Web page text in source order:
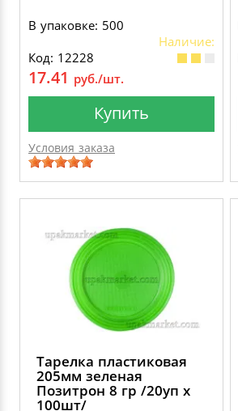
В упаковке: 500
Наличие:
Код: 12228
17.41 руб./шт.
Купить
Условия заказа
Тарелка пластиковая
205мм зеленая
Позитрон 8 гр /20уп х
100шт/